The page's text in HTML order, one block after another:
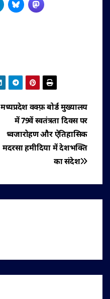
मध्यप्रदेश वक्फ़ बोर्ड मुख्यालय
में 79वें स्वतंत्रता दिवस पर
ध्वजारोहण और ऐतिहासिक
मदरसा हमीदिया में देशभक्ति
का संदेश